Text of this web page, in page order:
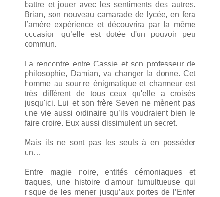
battre et jouer avec les sentiments des autres.
Brian, son nouveau camarade de lycée, en fera
l’amère expérience et découvrira par la même
occasion qu’elle est dotée d'un pouvoir peu
commun.
La rencontre entre Cassie et son professeur de
philosophie, Damian, va changer la donne. Cet
homme au sourire énigmatique et charmeur est
très différent de tous ceux qu'elle a croisés
jusqu'ici. Lui et son frère Seven ne mènent pas
une vie aussi ordinaire qu’ils voudraient bien le
faire croire. Eux aussi dissimulent un secret.
Mais ils ne sont pas les seuls à en posséder
un…
Entre magie noire, entités démoniaques et
traques, une histoire d’amour tumultueuse qui
risque de les mener jusqu’aux portes de l’Enfer